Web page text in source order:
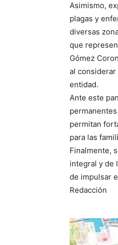
Asimismo,
plagas y
diversas
que
Gómez
al
entidad.
Ante este
permitan
para las
Finalmente,
integral y de
de impulsar
Redacción